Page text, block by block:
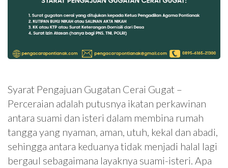
Syarat Pengajuan Gugatan Cerai Gugat –
Perceraian adalah putusnya ikatan perkawinan
antara suami dan isteri dalam membina rumah
tangga yang nyaman, aman, utuh, kekal dan abadi,
sehingga antara keduanya tidak menjadi halal lagi
bergaul sebagaimana layaknya suami-isteri. Apa